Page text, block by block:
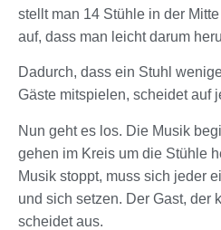
stellt man 14 Stühle in der
auf, dass man leicht darum
Dadurch, dass ein Stuhl
Gäste mitspielen, scheidet auf
Nun geht es los. Die Musik
gehen im Kreis um die Stühle
Musik stoppt, muss sich jeder
und sich setzen. Der Gast, der
scheidet aus.